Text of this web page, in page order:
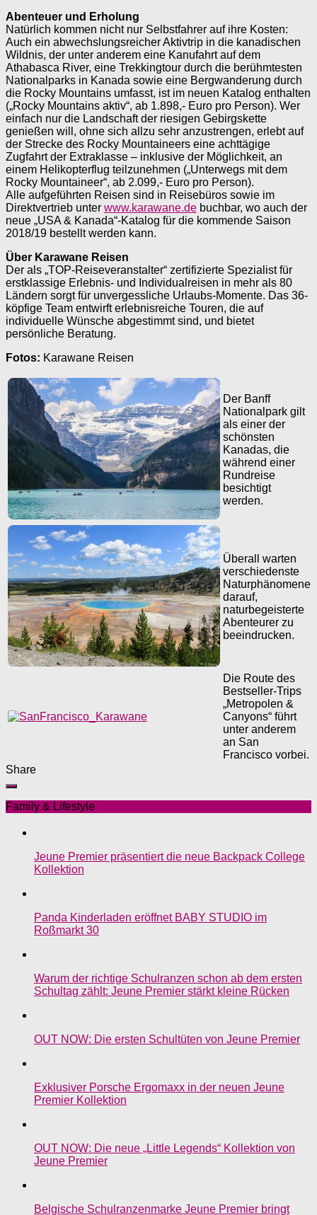
Abenteuer und Erholung
Natürlich kommen nicht nur Selbstfahrer auf ihre Kosten:
Auch ein abwechslungsreicher Aktivtrip in die ­kanadischen
Wildnis, der unter anderem eine Kanufahrt auf dem
Athabasca River, eine Trekkingtour durch die berühmtesten
Nationalparks in Kanada sowie eine Bergwanderung durch
die Rocky Mountains umfasst, ist im neuen Katalog enthalten
(„Rocky Mountains aktiv“, ab 1.898,- Euro pro Person). Wer
einfach nur die Landschaft der riesigen Gebirgskette
genießen will, ohne sich allzu sehr anzustrengen, erlebt auf
der Strecke des Rocky Mountaineers eine achttägige
Zugfahrt der Extraklasse – inklusive der Möglichkeit, an
einem Helikopterflug teilzunehmen („Unterwegs mit dem
Rocky Mountaineer“, ab 2.099,- Euro pro Person).
Alle aufgeführten Reisen sind in Reisebüros sowie im
Direktvertrieb unter www.karawane.de buchbar, wo auch der
neue „USA & Kanada“-Katalog für die kommende Saison
2018/19 bestellt werden kann.
Über Karawane Reisen
Der als „TOP-Reiseveranstalter“ zertifizierte Spezialist für
erstklassige Erlebnis- und Individualreisen in mehr als 80
Ländern sorgt für unvergessliche Urlaubs-Momente. Das 36-
köpfige Team entwirft erlebnisreiche Touren, die auf
individuelle Wünsche abgestimmt sind, und bietet
persönliche Beratung.
Fotos: Karawane Reisen
Der Banff
Nationalpark gilt
als einer der
schönsten
Kanadas, die
während einer
Rundreise
besichtigt
werden.
Überall warten
verschiedenste
Naturphänomene
darauf,
naturbegeisterte
Abenteurer zu
beeindrucken.
Die Route des
Bestseller-Trips
„Metropolen &
Canyons“ führt
unter anderem
an San
Francisco vorbei.
Share
Family & Lifestyle
Jeune Premier präsentiert die neue Backpack College
Kollektion
Panda Kinderladen eröffnet BABY STUDIO im
Roßmarkt 30
Warum der richtige Schulranzen schon ab dem ersten
Schultag zählt: Jeune Premier stärkt kleine Rücken
OUT NOW: Die ersten Schultüten von Jeune Premier
Exklusiver Porsche Ergomaxx in der neuen Jeune
Premier Kollektion
OUT NOW: Die neue „Little Legends“ Kollektion von
Jeune Premier
Belgische Schulranzenmarke Jeune Premier bringt